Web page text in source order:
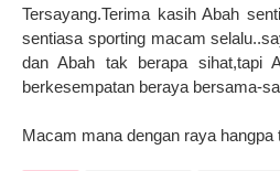
Tersayang.Terima kasih Abah
sentiasa sporting macam
dan Abah tak berapa sihat,tapi
berkesempatan beraya bersama-
Macam mana dengan raya hangpa